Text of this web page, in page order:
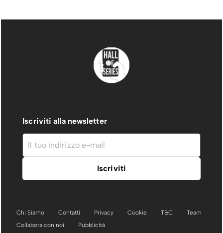
Iscriviti alla newsletter
Chi Siamo Contatti Privacy Cookie T&C
Team
Collabora con noi
Pubblicità